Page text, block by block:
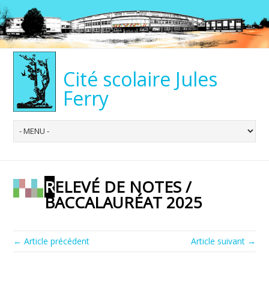
Cité scolaire Jules
Ferry
RELEVÉ DE NOTES /
BACCALAURÉAT 2025
← Article précédent Article suivant →